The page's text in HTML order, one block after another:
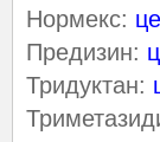
Нормекс:
Предизин:
Тридуктан: